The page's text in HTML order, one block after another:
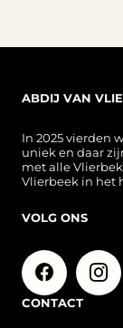
ABDIJ VAN
In 2025 vierden
uniek en daar
met alle
Vlierbeek in het
VOLG ONS
CONTACT